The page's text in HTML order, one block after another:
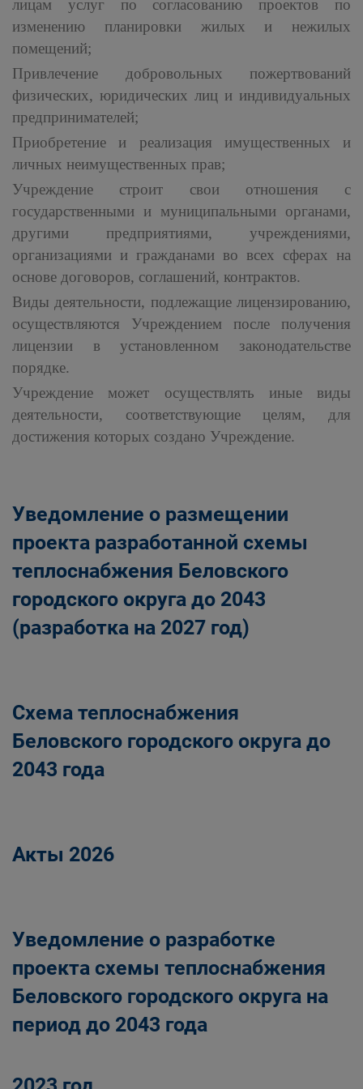
лицам услуг по согласованию проектов по
изменению планировки жилых и нежилых
помещений;
Привлечение добровольных пожертвований
физических, юридических лиц и индивидуальных
предпринимателей;
Приобретение и реализация имущественных и
личных неимущественных прав;
Учреждение строит свои отношения с
государственными и муниципальными органами,
другими предприятиями, учреждениями,
организациями и гражданами во всех сферах на
основе договоров, соглашений, контрактов.
Виды деятельности, подлежащие лицензированию,
осуществляются Учреждением после получения
лицензии в установленном законодательстве
порядке.
Учреждение может осуществлять иные виды
деятельности, соответствующие целям, для
достижения которых создано Учреждение.
Уведомление о размещении
проекта разработанной схемы
теплоснабжения Беловского
городского округа до 2043
(разработка на 2027 год)
Схема теплоснабжения
Беловского городского округа до
2043 года
Акты 2026
Уведомление о разработке
проекта схемы теплоснабжения
Беловского городского округа на
период до 2043 года